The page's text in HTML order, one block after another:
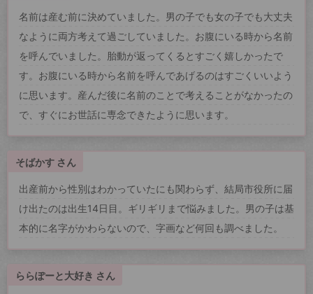
名前は産む前に決めていました。男の子でも女の子でも大丈夫
なように両方考えて過ごしていました。お腹にいる時から名前
を呼んでいました。胎動が返ってくるとすごく嬉しかったで
す。お腹にいる時から名前を呼んであげるのはすごくいいよう
に思います。産んだ後に名前のことで考えることがなかったの
で、すぐにお世話に専念できたように思います。
そばかす さん
出産前から性別はわかっていたにも関わらず、結局市役所に届
け出たのは出生14日目。ギリギリまで悩みました。男の子は基
本的に名字がかわらないので、字画など何回も調べました。
ららぽーと大好き さん